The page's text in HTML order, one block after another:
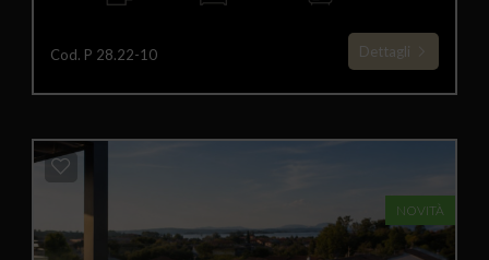
Cod. P 28.22-10 Dettagli
NOVITÀ